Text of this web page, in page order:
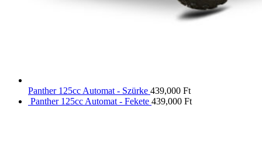
Panther 125cc Automat - Szürke 439,000 Ft
Panther 125cc Automat - Fekete 439,000 Ft